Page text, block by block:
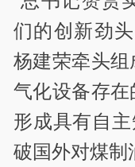
们的创新劲
杨建荣牵头组
气化设备存
形成具有自
破国外对煤制